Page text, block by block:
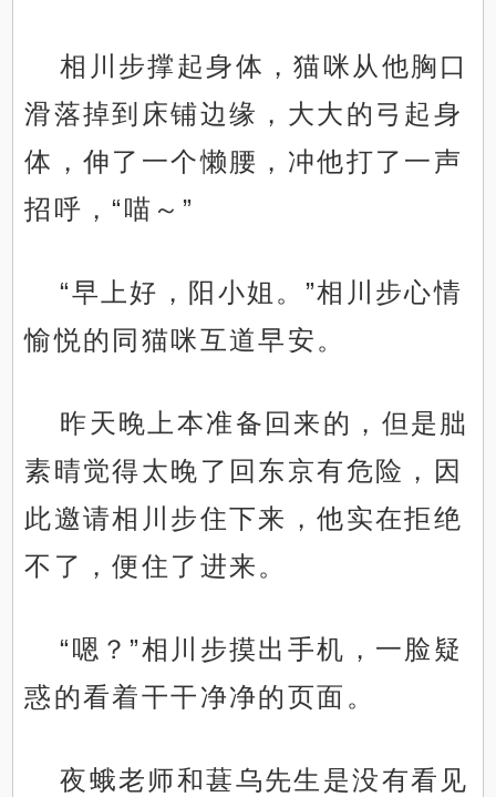
相川步撑起身体，猫咪从他胸口
滑落掉到床铺边缘，大大的弓起身
体，伸了一个懒腰，冲他打了一声
招呼，“喵～”
“早上好，阳小姐。”相川步心情
愉悦的同猫咪互道早安。
昨天晚上本准备回来的，但是朏
素晴觉得太晚了回东京有危险，因
此邀请相川步住下来，他实在拒绝
不了，便住了进来。
“嗯？”相川步摸出手机，一脸疑
惑的看着干干净净的页面。
夜蛾老师和葚乌先生是没有看见